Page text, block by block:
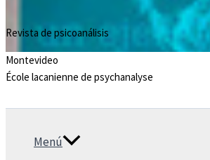
Revista de psicoanálisis
Montevideo
École lacanienne de psychanalyse
Menú